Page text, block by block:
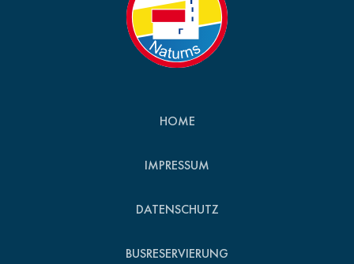
HOME
IMPRESSUM
DATENSCHUTZ
BUSRESERVIERUNG